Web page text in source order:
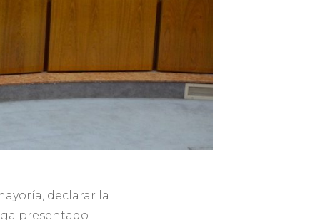
declarar la
presentado